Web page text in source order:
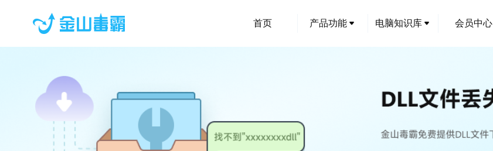
首页 产品功能 电脑知识库 会员中心